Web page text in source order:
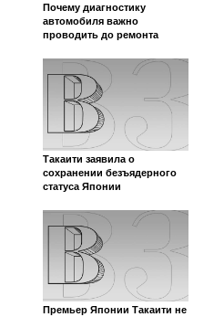
Почему диагностику
автомобиля важно
проводить до ремонта
Такаити заявила о
сохранении безъядерного
статуса Японии
Премьер Японии Такаити не